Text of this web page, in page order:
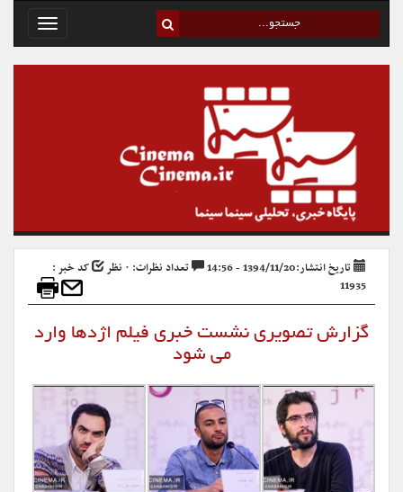
Toggle
تاریخ انتشار:1394/11/20 - 14:56 تعداد نظرات: ۰ نظر
کد خبر :
11935
گزارش تصویری نشست خبری فیلم اژدها وارد
می شود